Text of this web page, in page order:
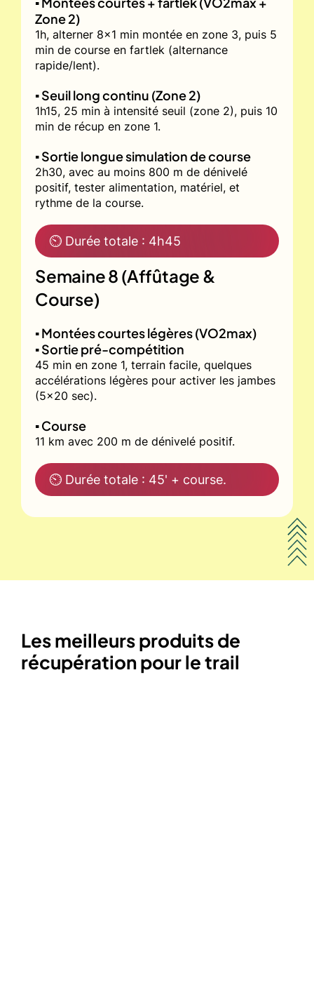
Zone 2)
1h, alterner 8x1 min montée en zone 3, puis 5
min de course en fartlek (alternance
rapide/lent).
▪️ Seuil long continu (Zone 2)
1h15, 25 min à intensité seuil (zone 2), puis 10
min de récup en zone 1.
▪️ Sortie longue simulation de course
2h30, avec au moins 800 m de dénivelé
positif, tester alimentation, matériel, et
rythme de la course.
⏲ Durée totale : 4h45
Semaine 8 (Affûtage &
Course)
▪️ Montées courtes légères (VO2max)
▪️ Sortie pré-compétition
45 min en zone 1, terrain facile, quelques
accélérations légères pour activer les jambes
(5x20 sec).
▪️ Course
11 km avec 200 m de dénivelé positif.
⏲ Durée totale : 45' + course.
Les meilleurs produits de
récupération pour le trail